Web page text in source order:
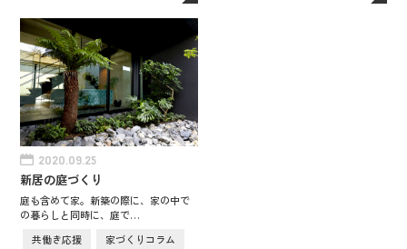
2020.09.25
新居の庭づくり
庭も含めて家。新築の際に、家の中で
の暮らしと同時に、庭で…
共働き応援
家づくりコラム